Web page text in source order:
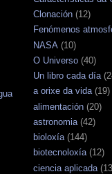
Clonación (12)
Fenómenos
NASA (10)
O Universo (40)
Un libro cada día
a orixe da vida (19)
alimentación (20)
astronomia (42)
bioloxía (144)
biotecnoloxía (12)
ciencia aplicada